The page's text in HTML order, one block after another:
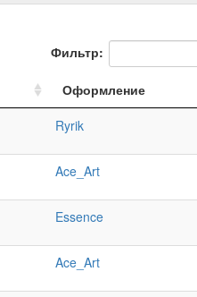
Фильтр:
Оформление
Ryrik
Ace_Art
Essence
Ace_Art